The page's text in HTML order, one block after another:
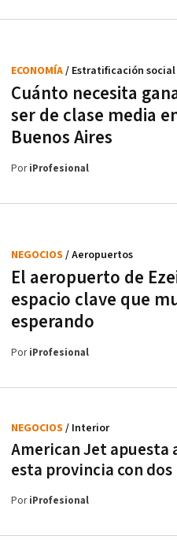
Cuánto necesita
ser de clase media
Buenos Aires
ECONOMÍA/ Estratificación social
PoriProfesional
El aeropuerto de
espacio clave que
esperando
NEGOCIOS / Aeropuertos
PoriProfesional
American Jet apuesta
esta provincia con
NEGOCIOS / Interior
PoriProfesional